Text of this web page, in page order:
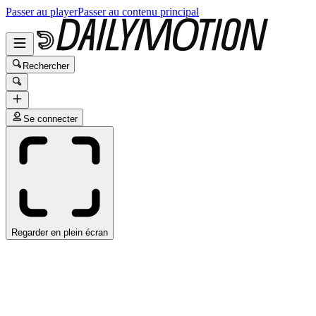
Passer au playerPasser au contenu principal
Rechercher
Se connecter
Regarder en plein écran